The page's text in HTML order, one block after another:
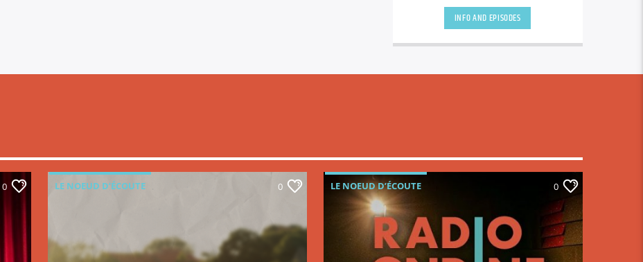
naturalistes, ainsi qu’aux musiques
inspirées du blues, du bluegrass et du
INFO AND EPISODES
0 LE NOEUD D’ÉCOUTE 0 LE NOEUD D’ÉCOUTE 0